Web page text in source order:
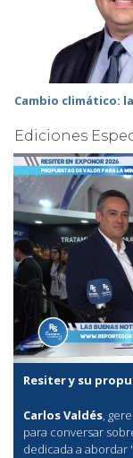
Cambio climático:
Ediciones
Resiter y su
Carlos Valdés,
para conversar
dedicada a abordar